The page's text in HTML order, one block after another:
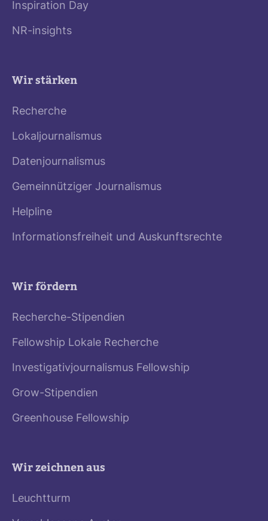
Inspiration Day
NR-insights
Wir stärken
Recherche
Lokaljournalismus
Datenjournalismus
Gemeinnütziger Journalismus
Helpline
Informationsfreiheit und Auskunftsrechte
Wir fördern
Recherche-Stipendien
Fellowship Lokale Recherche
Investigativjournalismus Fellowship
Grow-Stipendien
Greenhouse Fellowship
Wir zeichnen aus
Leuchtturm